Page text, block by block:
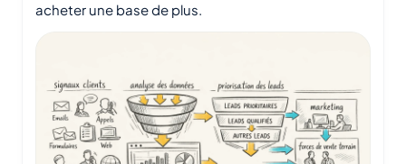
acheter une base de plus.